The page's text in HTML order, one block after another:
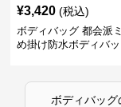
¥3,420 (税込)
ボディバッグ 都会派
め掛け防水ボディバ
ボディバッグ